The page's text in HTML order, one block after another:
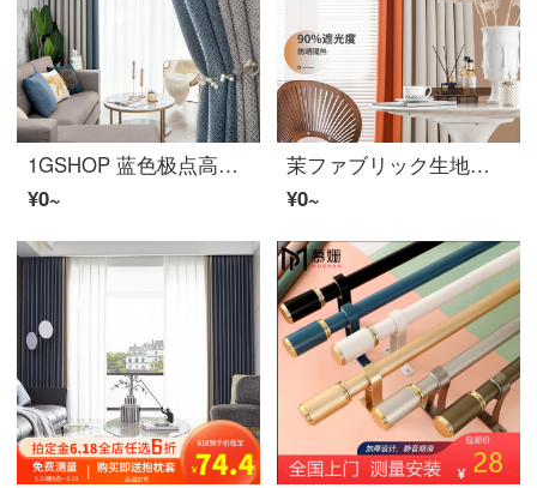
1GSHOP 蓝色极点高端シェニール窗帘 卧室客厅轻奢高端定制尺寸莫安迪灰蓝全屋定制配窗帘轨道罗马杆L号
¥0~
茉ファブリック生地透窗帘遮光成品定制高端轻奢免烫免高温定型卧室拼接撞色2022新款客厅ins风现代简约全遮光加厚 玛奇朵-奶油色+橙色 魔术贴窗帘0.5X1.38（颜色款式随机发）
¥0~